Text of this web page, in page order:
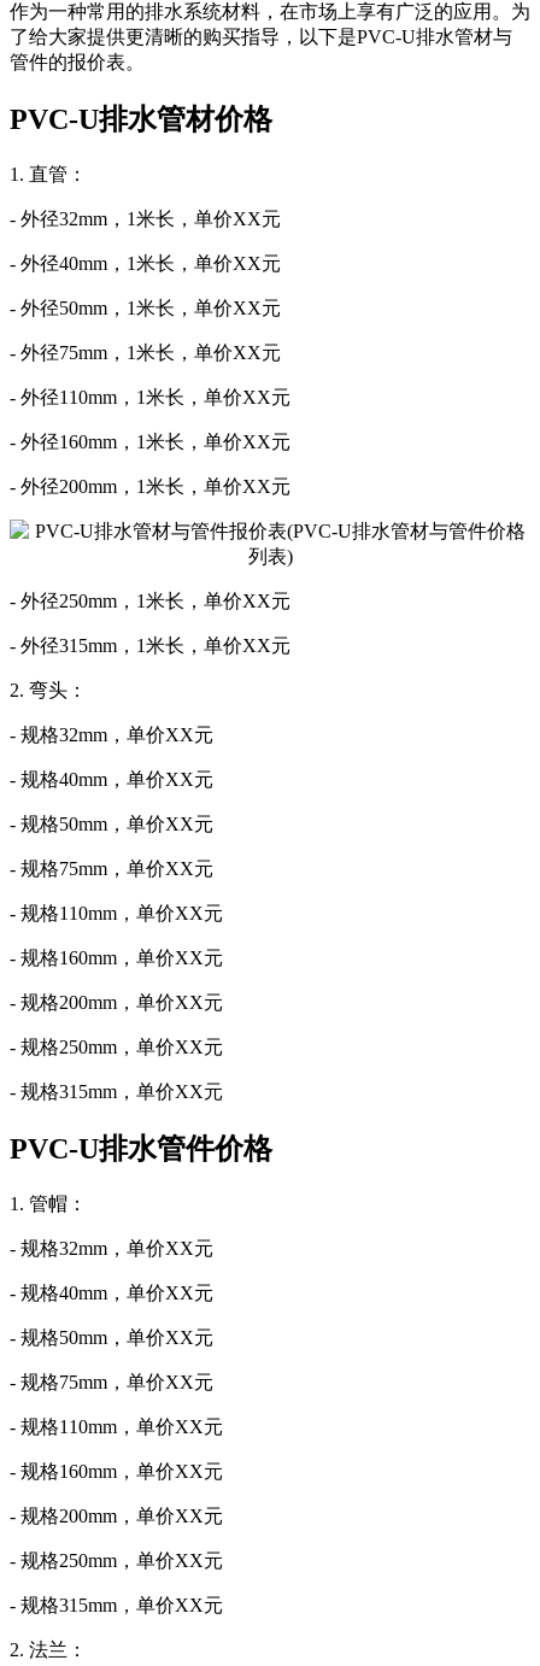
作为一种常用的排水系统材料，在市场上享有广泛的应用。为
了给大家提供更清晰的购买指导，以下是PVC-U排水管材与
管件的报价表。
PVC-U排水管材价格
1. 直管：
- 外径32mm，1米长，单价XX元
- 外径40mm，1米长，单价XX元
- 外径50mm，1米长，单价XX元
- 外径75mm，1米长，单价XX元
- 外径110mm，1米长，单价XX元
- 外径160mm，1米长，单价XX元
- 外径200mm，1米长，单价XX元
- 外径250mm，1米长，单价XX元
- 外径315mm，1米长，单价XX元
2. 弯头：
- 规格32mm，单价XX元
- 规格40mm，单价XX元
- 规格50mm，单价XX元
- 规格75mm，单价XX元
- 规格110mm，单价XX元
- 规格160mm，单价XX元
- 规格200mm，单价XX元
- 规格250mm，单价XX元
- 规格315mm，单价XX元
PVC-U排水管件价格
1. 管帽：
- 规格32mm，单价XX元
- 规格40mm，单价XX元
- 规格50mm，单价XX元
- 规格75mm，单价XX元
- 规格110mm，单价XX元
- 规格160mm，单价XX元
- 规格200mm，单价XX元
- 规格250mm，单价XX元
- 规格315mm，单价XX元
2. 法兰：